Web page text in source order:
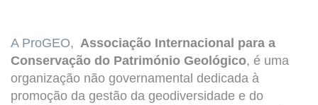
A ProGEO, Associação Internacional para a
Conservação do Património Geológico, é uma
organização não governamental dedicada à
promoção da gestão da geodiversidade e do